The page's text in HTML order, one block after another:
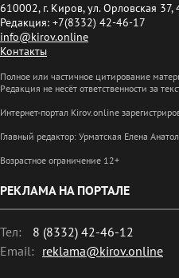
610002, г. Киров, ул. Орловская 37,
Редакция: +7(8332) 42-46-17
info@kirov.online
Контакты
Полное или частичное цитирование
Редакция не несёт ответственности за
Интернет-портал Kirov.online
Главный редактор: Урматская Елена
Возрастное ограничение 12+
РЕКЛАМА НА ПОРТАЛЕ
Тел:
8 (8332) 42-46-12
Email: reklama@kirov.online